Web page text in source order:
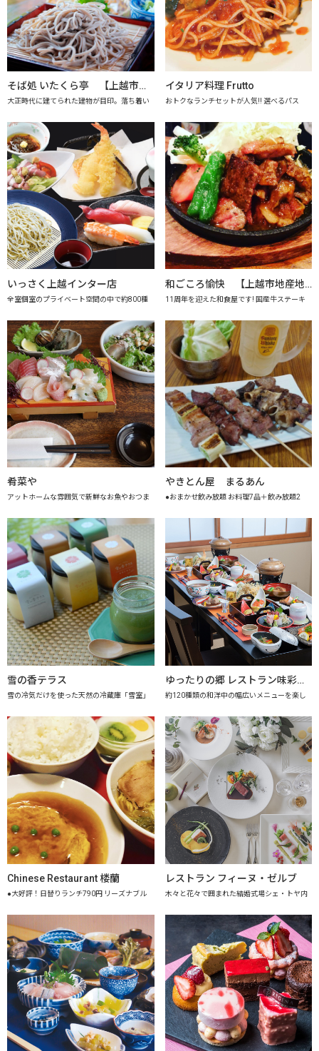
そば処 いたくら亭 【上越市地産地消推進の店認定店】
大正時代に建てられた建物が目印。落ち着い
イタリア料理 Frutto
おトクなランチセットが人気!! 選べるパス
いっさく上越インター店
全室個室のプライベート空間の中で約800種
和ごころ愉快 【上越市地産地消の店認定店】
11周年を迎えた和食屋です! 国産牛ステーキ
肴菜や
アットホームな雰囲気で新鮮なお魚やおつま
やきとん屋 まるあん
●おまかせ飲み放題 お料理7品＋飲み放題2
雪の香テラス
雪の冷気だけを使った天然の冷蔵庫「雪室」
ゆったりの郷 レストラン味彩 【上越市地産地消推進の店認定店】
約120種類の和洋中の幅広いメニューを楽し
Chinese Restaurant 楼蘭
●大好評！日替りランチ790円 リーズナブル
レストラン フィーヌ・ゼルブ
木々と花々で囲まれた結婚式場シェ・トヤ内